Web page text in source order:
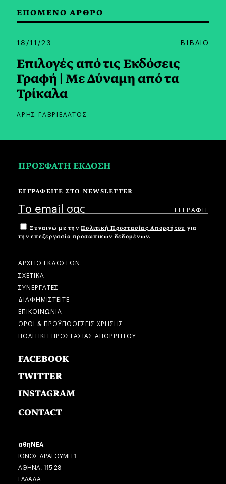
ΕΠΟΜΕΝΟ ΑΡΘΡΟ
18/11/23 ΒΙΒΛΙΟ
Επιλογές από τις Εκδόσεις
Γραφή | Με Δύναμη από τα
Τρίκαλα
ΑΡΗΣ ΓΑΒΡΙΕΛΑΤΟΣ
ΠΡΟΣΦΑΤΗ ΕΚΔΟΣΗ
ΕΓΓΡΑΦΕΙΤΕ ΣΤΟ NEWSLETTER
Συναινώ με την Πολιτική Προστασίας Απορρήτου για
την επεξεργασία προσωπικών δεδομένων.
ΑΡΧΕΙΟ ΕΚΔΟΣΕΩΝ
ΣΧΕΤΙΚΑ
ΣΥΝΕΡΓΑΤΕΣ
ΔΙΑΦΗΜΙΣΤΕΙΤΕ
ΕΠΙΚΟΙΝΩΝΙΑ
ΟΡΟΙ & ΠΡΟΫΠΟΘΕΣΕΙΣ ΧΡΗΣΗΣ
ΠΟΛΙΤΙΚΗ ΠΡΟΣΤΑΣΙΑΣ ΑΠΟΡΡΗΤΟΥ
FACEBOOK
TWITTER
INSTAGRAM
CONTACT
αθηΝΕΑ
ΙΩΝΟΣ ΔΡΑΓΟΥΜΗ 1
ΑΘΗΝΑ, 115 28
ΕΛΛΑΔΑ